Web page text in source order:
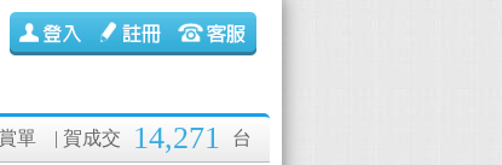
| 賀成交 14,271 台
單